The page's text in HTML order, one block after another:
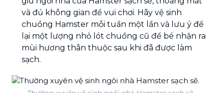
và đủ không gian để vui chơi. Hãy vệ sinh
chuồng Hamster mỗi tuần một lần và lưu ý để
lại một lượng nhỏ lót chuồng cũ để bé nhận ra
mùi hương thân thuộc sau khi đã được làm
sạch.